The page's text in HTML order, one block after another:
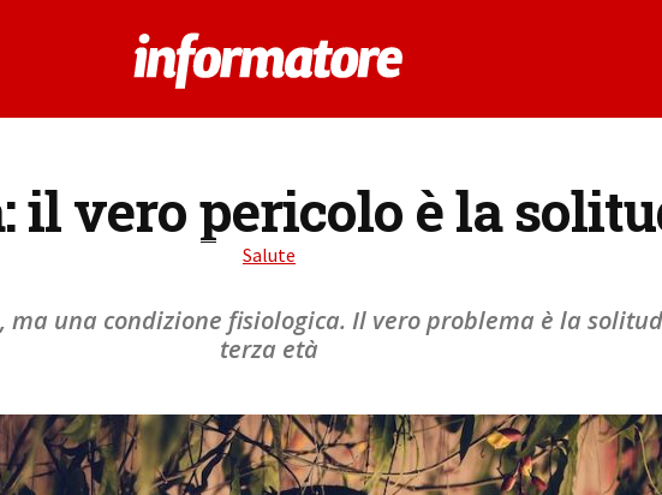
il vero pericolo è la
Salute
una condizione fisiologica. Il vero problema è la
terza età